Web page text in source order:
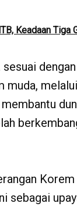
Keadaan Tiga
muda,
sebagai